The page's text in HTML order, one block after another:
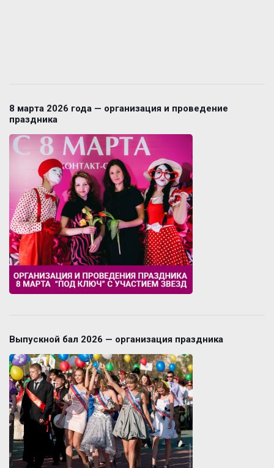
8 марта 2026 года — организация и проведение
праздника
Выпускной бал 2026 — организация праздника